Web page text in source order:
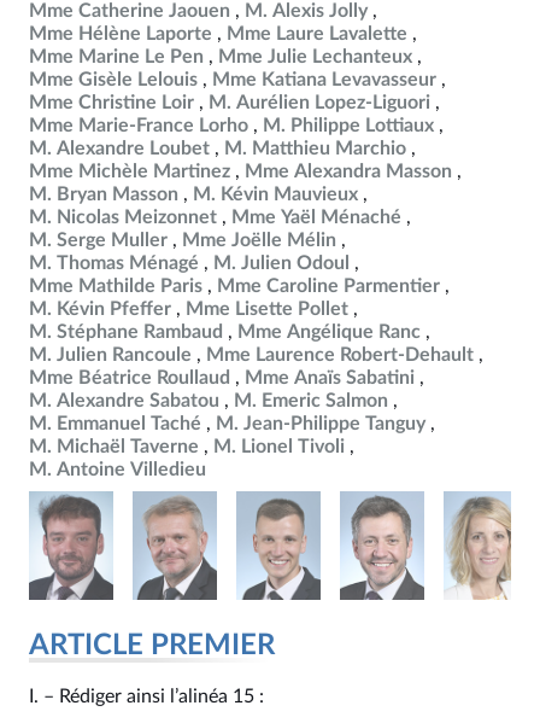
Mme Catherine Jaouen
M. Alexis Jolly
Mme Hélène Laporte
Mme Laure Lavalette
Mme Marine Le Pen
Mme Julie Lechanteux
Mme Gisèle Lelouis
Mme Katiana Levavasseur
Mme Christine Loir
M. Aurélien Lopez-Liguori
Mme Marie-France Lorho
M. Philippe Lottiaux
M. Alexandre Loubet
M. Matthieu Marchio
Mme Michèle Martinez
Mme Alexandra Masson
M. Bryan Masson
M. Kévin Mauvieux
M. Nicolas Meizonnet
Mme Yaël Ménaché
M. Serge Muller
Mme Joëlle Mélin
M. Thomas Ménagé
M. Julien Odoul
Mme Mathilde Paris
Mme Caroline Parmentier
M. Kévin Pfeffer
Mme Lisette Pollet
M. Stéphane Rambaud
Mme Angélique Ranc
M. Julien Rancoule
Mme Laurence Robert-Dehault
Mme Béatrice Roullaud
Mme Anaïs Sabatini
M. Alexandre Sabatou
M. Emeric Salmon
M. Emmanuel Taché
M. Jean-Philippe Tanguy
M. Michaël Taverne
M. Lionel Tivoli
M. Antoine Villedieu
ARTICLE PREMIER
I. – Rédiger ainsi l’alinéa 15 :